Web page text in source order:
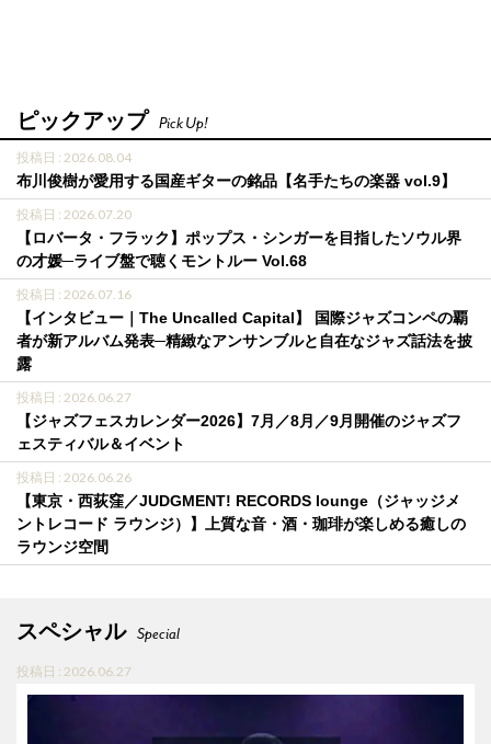
ピックアップ Pick Up!
投稿日 : 2026.08.04
布川俊樹が愛用する国産ギターの銘品【名手たちの楽器 vol.9】
投稿日 : 2026.07.20
【ロバータ・フラック】ポップス・シンガーを目指したソウル界
の才媛─ライブ盤で聴くモントルー Vol.68
投稿日 : 2026.07.16
【インタビュー｜The Uncalled Capital】 国際ジャズコンペの覇
者が新アルバム発表─精緻なアンサンブルと自在なジャズ話法を披
露
投稿日 : 2026.06.27
【ジャズフェスカレンダー2026】7月／8月／9月開催のジャズフ
ェスティバル＆イベント
投稿日 : 2026.06.26
【東京・西荻窪／JUDGMENT! RECORDS lounge（ジャッジメ
ントレコード ラウンジ）】上質な音・酒・珈琲が楽しめる癒しの
ラウンジ空間
スペシャル Special
投稿日 : 2026.06.27